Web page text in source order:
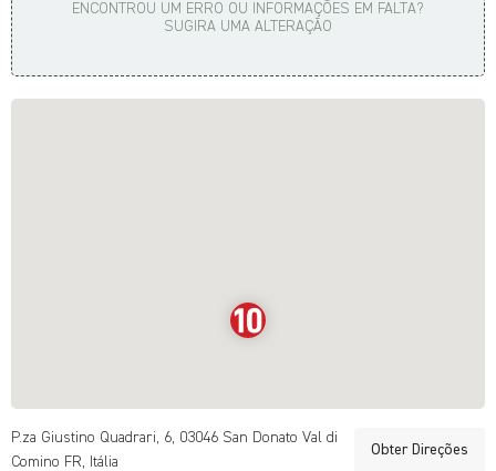
ENCONTROU UM ERRO OU INFORMAÇÕES EM FALTA?
SUGIRA UMA ALTERAÇÃO
P.za Giustino Quadrari, 6, 03046 San Donato Val di
Comino FR, Itália
Obter Direções